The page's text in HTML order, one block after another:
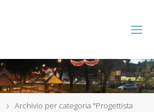
Archivio per categoria "Progettista